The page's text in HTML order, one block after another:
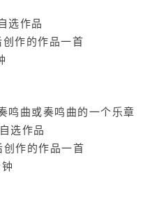
选作品
作的作品一首
鸣曲或奏鸣曲的一个乐章
选作品
作的作品一首